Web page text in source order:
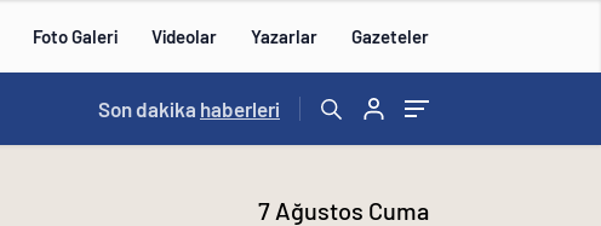
Foto Galeri Videolar Yazarlar Gazeteler
16:00 /
Son dakika haberleri
7 Ağustos Cuma